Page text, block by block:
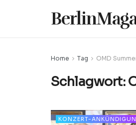
Home Tag OMD
Schlagwort:
KONZERT-